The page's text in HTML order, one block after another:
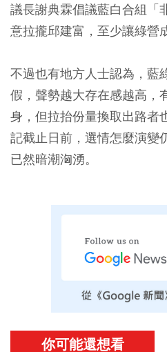
議長謝典霖倡議藍白合組「
意拉攏邱建富，至少讓綠營
不過也有地方人士認為，藍
假，聲勢越大存在感越高，
身，但拉抬份量換取出路者
記截止日前，選情怎麼演變
已然暗潮洶湧。